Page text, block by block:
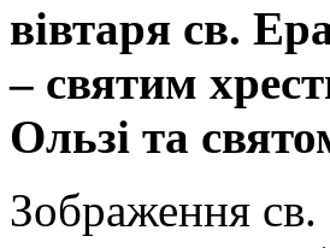
вівтаря св.
– святим
Ользі та
Зображення